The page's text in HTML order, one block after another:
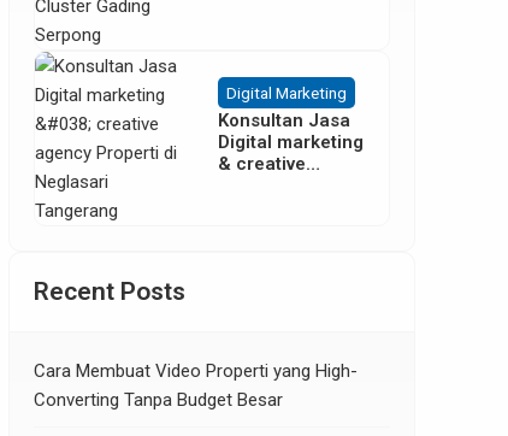
Digital Marketing
Konsultan Jasa
Digital marketing
& creative
Recent Posts
Cara Membuat Video Properti yang High-
Converting Tanpa Budget Besar